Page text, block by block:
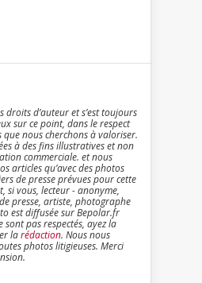
droits d’auteur et s’est toujours
sur ce point, dans le respect
nous cherchons à valoriser.
à des fins illustratives et non
commerciale. et nous
articles qu’avec des photos
de presse prévues pour cette
si vous, lecteur - anonyme,
presse, artiste, photographe
est diffusée sur Bepolar.fr
pas respectés, ayez la
larédaction. Nous nous
photos litigieuses. Merci